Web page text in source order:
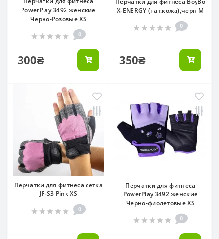
PowerPlay 3492 женские
Черно-Розовые XS
0
300₴
X-ENERGY (нат.кожа),черн M
0
350₴
Перчатки для фитнеса сетка
JF-S3 Pink XS
0
Перчатки для фитнеса
PowerPlay 3492 женские
Черно-фиолетовые XS
0